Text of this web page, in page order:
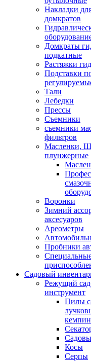
Накладки
домкратов
Домкраты
подкатные
Растяжки
Подставки
Тали
Лебедки
Прессы
Съемники
съемники
фильтров
Масленки,
плунжерные
Воронки
Зимний
аксесуаров
Ареометры
Пробники
Садовый
Режущий
инструмент
Пилы
Косы
Серпы